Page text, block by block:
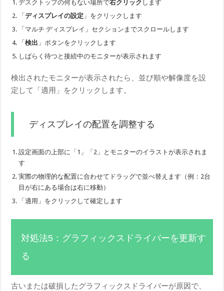
デスクトップの何もない場所で右クリック します
「ディスプレイの設定 」をクリックします
「マルチ ディスプレイ」セクションまでスクロールします
「検出 」ボタンをクリックします
しばらく待つと接続中のモニターが表示されます
検出されたモニターが表示されたら、並び順や解像度を設
定して「適用」をクリックします。
ディスプレイの配置を調整する
設定画面の上部に「1」「2」とモニターのイラストが表示されま
す
実際の物理的な配置に合わせてドラッグで並べ替えます（例：2台
目が右にある場合は右に移動）
「適用」をクリックして確定します
対処法5：グラフィックスドライバーを更新す
る
古いまたは破損したグラフィックスドライバーが原因で、